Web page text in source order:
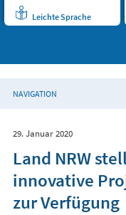
Leichte Sprache
NAVIGATION
29. Januar 2020
Land NRW
innovative
zur Verfügung